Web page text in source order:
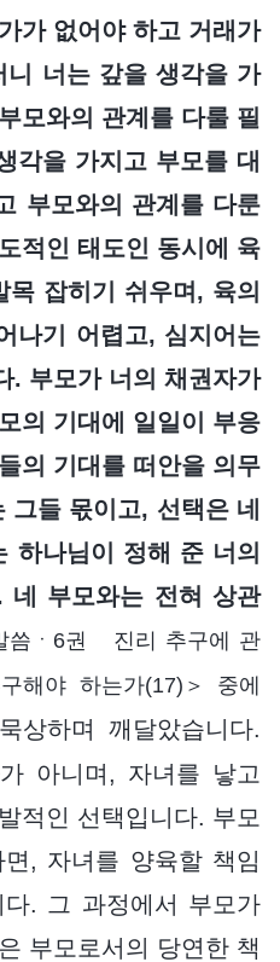
가 없어야 하고 거래가
너는 갚을 생각을 가
모와의 관계를 다룰 필
각을 가지고 부모를 대
부모와의 관계를 다룬
적인 태도인 동시에 육
잡히기 쉬우며, 육의
나기 어렵고, 심지어는
. 부모가 너의 채권자가
의 기대에 일일이 부응
의 기대를 떠안을 의무
그들 몫이고, 선택은 네
하나님이 정해 준 너의
네 부모와는 전혀 상관
씀ㆍ6권 진리 추구에 관
해야 하는가(17)＞ 중에
상하며 깨달았습니다.
아니며, 자녀를 낳고
적인 선택입니다. 부모
, 자녀를 양육할 책임
. 그 과정에서 부모가
부모로서의 당연한 책